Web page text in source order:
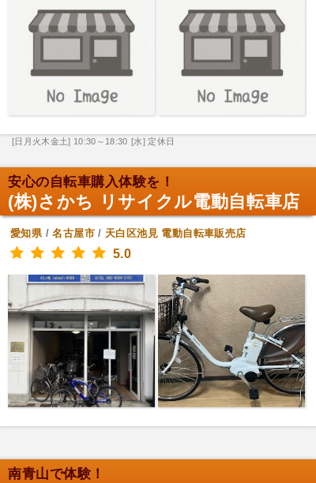
[日月火木金土] 10:30～18:30 [水] 定休日
安心の自転車購入体験を！
(株)さかち リサイクル電動自転車店
愛知県/名古屋市/ 天白区池見 電動自転車販売店
5.0
南青山で体験！